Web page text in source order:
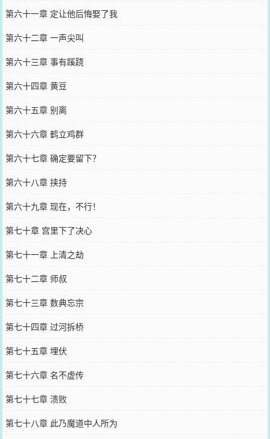
第六十一章 定让他后悔娶了我
第六十二章 一声尖叫
第六十三章 事有蹊跷
第六十四章 黄豆
第六十五章 别离
第六十六章 鹤立鸡群
第六十七章 确定要留下？
第六十八章 挟持
第六十九章 现在，不行！
第七十章 宫里下了决心
第七十一章 上清之劫
第七十二章 师叔
第七十三章 数典忘宗
第七十四章 过河拆桥
第七十五章 埋伏
第七十六章 名不虚传
第七十七章 溃败
第七十八章 此乃魔道中人所为